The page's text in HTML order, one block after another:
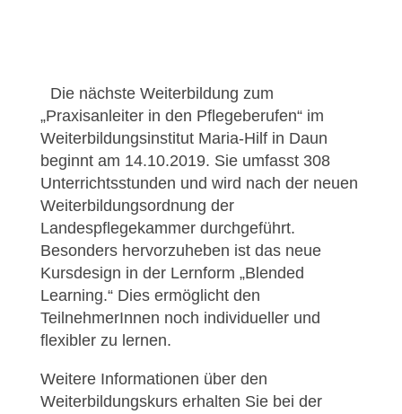
Die nächste Weiterbildung zum
„Praxisanleiter in den Pflegeberufen“ im
Weiterbildungsinstitut Maria-Hilf in Daun
beginnt am 14.10.2019. Sie umfasst 308
Unterrichtsstunden und wird nach der neuen
Weiterbildungsordnung der
Landespflegekammer durchgeführt.
Besonders hervorzuheben ist das neue
Kursdesign in der Lernform „Blended
Learning.“ Dies ermöglicht den
TeilnehmerInnen noch individueller und
flexibler zu lernen.
Weitere Informationen über den
Weiterbildungskurs erhalten Sie bei der